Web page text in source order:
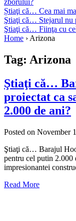
zborului?
Știaţi că… Cea mai
Ştiaţi că… Stejarul nu
Ştiaţi că… Fiinţa cu
Home ›Arizona
Tag: Arizona
Ştiaţi că…
proiectat ca
2.000 de ani?
Posted on November
Ştiaţi că… Barajul
pentru cel putin 2.000
impresionantei
Read More